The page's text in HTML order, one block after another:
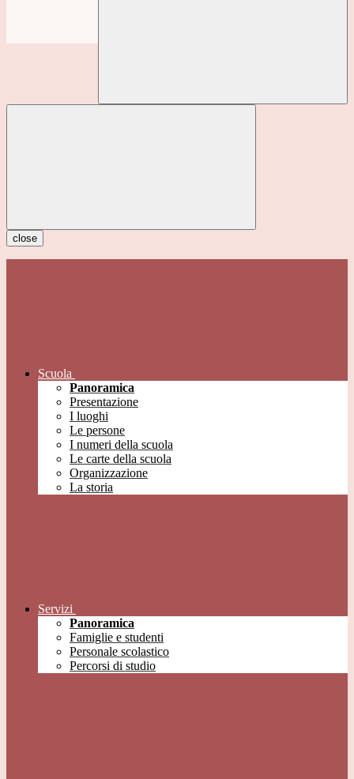
close
Scuola
Panoramica
Presentazione
I luoghi
Le persone
I numeri della scuola
Le carte della scuola
Organizzazione
La storia
Servizi
Panoramica
Famiglie e studenti
Personale scolastico
Percorsi di studio